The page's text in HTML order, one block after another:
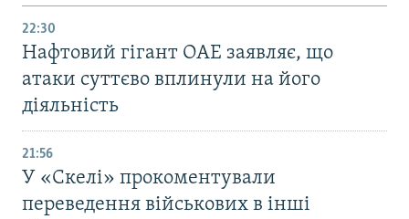
22:30
Нафтовий гігант ОАЕ заявляє, що
атаки суттєво вплинули на його
діяльність
21:56
У «Скелі» прокоментували
переведення військових в інші